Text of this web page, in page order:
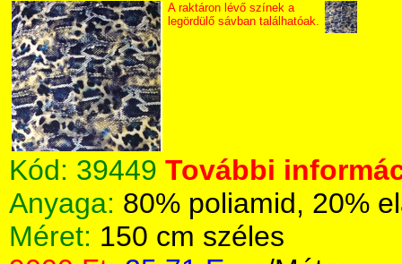
A raktáron lévő színek a
legördülő sávban találhatóak.
Kód: 39449 További
Anyaga: 80% poliamid, 20%
Méret: 150 cm széles